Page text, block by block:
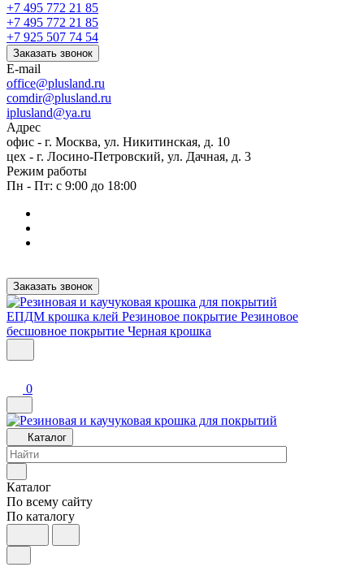
+7 495 772 21 85
+7 495 772 21 85
+7 925 507 74 54
Заказать звонок
E-mail
office@plusland.ru
comdir@plusland.ru
iplusland@ya.ru
Адрес
офис - г. Москва, ул. Никитинская, д. 10
цех - г. Лосино-Петровский, ул. Дачная, д. 3
Режим работы
Пн - Пт: с 9:00 до 18:00
Заказать звонок
ЕПДМ крошка клей Резиновое покрытие Резиновое
бесшовное покрытие Черная крошка
0
Каталог
Каталог
По всему сайту
По каталогу